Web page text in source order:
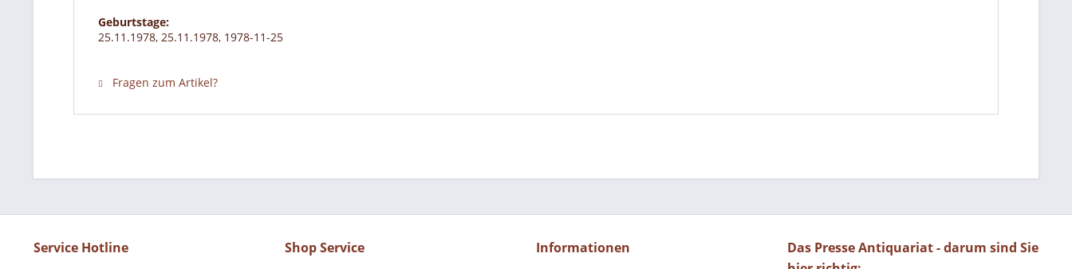
Geburtstage:
25.11.1978, 25.11.1978, 1978-11-25
Fragen zum Artikel?
Service Hotline Shop Service Informationen
Das Presse Antiquariat - darum sind Sie